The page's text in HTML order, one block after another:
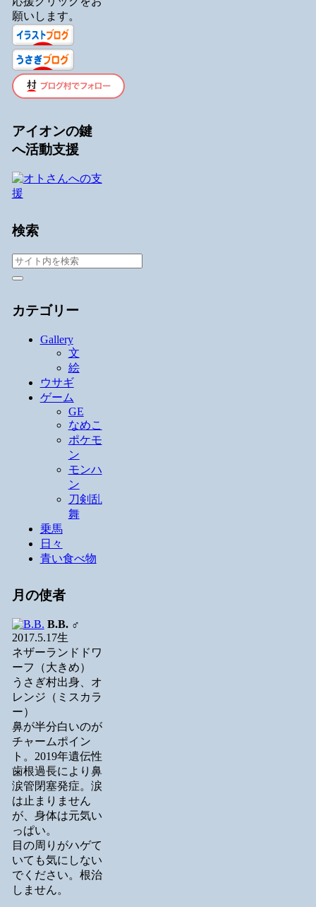
願いします。
アイオンの鍵
へ活動支援
検索
カテゴリー
Gallery
文
絵
ウサギ
ゲーム
GE
なめこ
ポケモ
ン
モンハ
ン
刀剣乱
舞
乗馬
日々
青い食べ物
月の使者
B.B.♂
2017.5.17生
ネザーランドドワ
ーフ（大きめ）
うさぎ村出身、オ
レンジ（ミスカラ
ー）
鼻が半分白いのが
チャームポイン
ト。2019年遺伝性
歯根過長により鼻
涙管閉塞発症。涙
は止まりません
が、身体は元気い
っぱい。
目の周りがハゲて
いても気にしない
でください。根治
しません。